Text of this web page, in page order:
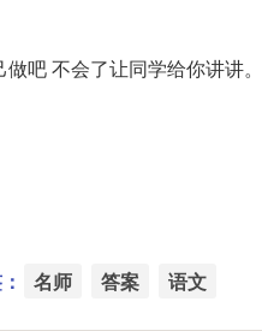
吧 不会了让同学给你讲讲。
名师 答案 语文